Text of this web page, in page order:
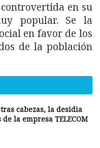
en su
popular. Se la
en favor de los
de la población
cabezas, la desidia
la empresa TELECOM